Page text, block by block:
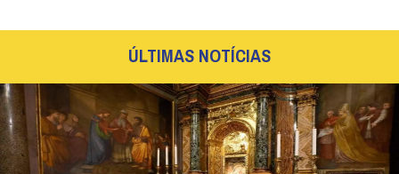
pela instituição a discernirem o...
Cristo Redentor ganha selo especial em
contagem regressiva para os 100 anos